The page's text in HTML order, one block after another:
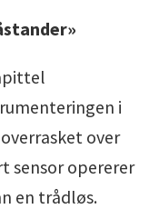
i
over
sensor opererer
en trådløs.